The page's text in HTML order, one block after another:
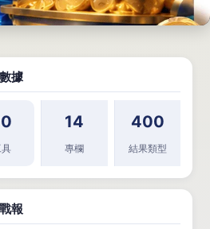
據
14
專欄
400
結果類型
報